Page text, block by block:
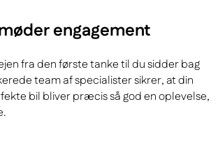
engagement
fra den første tanke til du sidder bag
team af specialister sikrer, at din
bil bliver præcis så god en oplevelse,